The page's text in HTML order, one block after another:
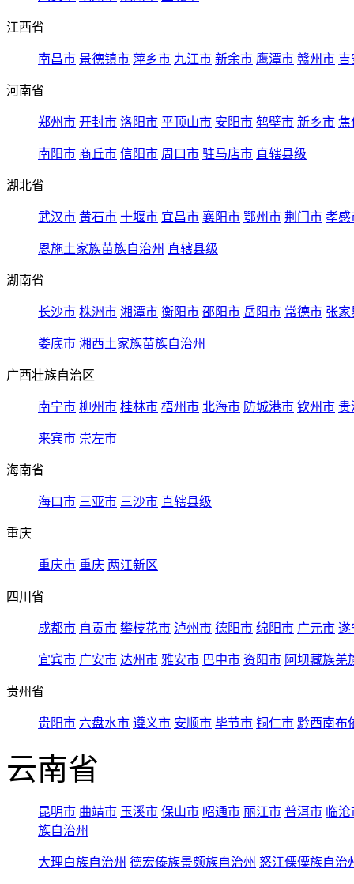
江西省
南昌市 景德镇市 萍乡市 九江市 新余市 鹰潭市 赣州市 吉
河南省
郑州市 开封市 洛阳市 平顶山市 安阳市 鹤壁市 新乡市 焦
南阳市 商丘市 信阳市 周口市 驻马店市 直辖县级
湖北省
武汉市 黄石市 十堰市 宜昌市 襄阳市 鄂州市 荆门市 孝感
恩施土家族苗族自治州 直辖县级
湖南省
长沙市 株洲市 湘潭市 衡阳市 邵阳市 岳阳市 常德市 张家
娄底市 湘西土家族苗族自治州
广西壮族自治区
南宁市 柳州市 桂林市 梧州市 北海市 防城港市 钦州市 贵
来宾市 崇左市
海南省
海口市 三亚市 三沙市 直辖县级
重庆
重庆市 重庆 两江新区
四川省
成都市 自贡市 攀枝花市 泸州市 德阳市 绵阳市 广元市 遂
宜宾市 广安市 达州市 雅安市 巴中市 资阳市 阿坝藏族羌
贵州省
贵阳市 六盘水市 遵义市 安顺市 毕节市 铜仁市 黔西南布
云南省
昆明市 曲靖市 玉溪市 保山市 昭通市 丽江市 普洱市 临
族自治州
大理白族自治州 德宏傣族景颇族自治州 怒江傈僳族自治